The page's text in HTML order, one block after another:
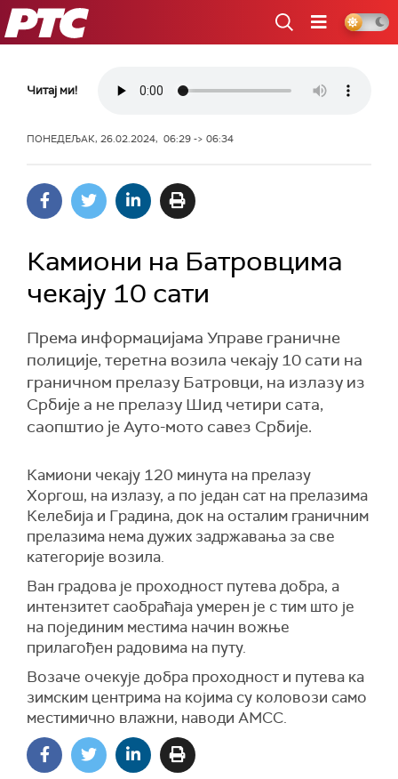
РТС
Читај ми!
ПОНЕДЕЉАК, 26.02.2024, 06:29 -> 06:34
Камиони на Батровцима
чекају 10 сати
Према информацијама Управе граничне
полиције, теретна возила чекају 10 сати на
граничном прелазу Батровци, на излазу из
Србије а не прелазу Шид четири сата,
саопштио је Ауто-мото савез Србије.
Камиони чекају 120 минута на прелазу
Хоргош, на излазу, а по један сат на прелазима
Келебија и Градина, док на осталим граничним
прелазима нема дужих задржавања за све
категорије возила.
Ван градова је проходност путева добра, а
интензитет саобраћаја умерен је с тим што је
на појединим местима начин вожње
прилагођен радовима на путу.
Возаче очекује добра проходност и путева ка
зимским центрима на којима су коловози само
местимично влажни, наводи АМСС.